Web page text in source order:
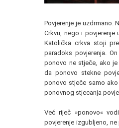
Povjerenje je uzdrmano.
Crkvu, nego i povjerenje
Katolička crkva stoji
paradoks povjerenja.
ponovo ne stječe, ako
da ponovo stekne
ponovo stječe samo
ponovnog stjecanja
Već riječ »ponovo«
povjerenje izgubljeno,